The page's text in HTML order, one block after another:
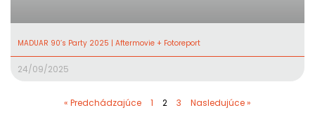
MADUAR 90’s Party 2025 | Aftermovie + Fotoreport
24/09/2025
« Predchádzajúce 1 2 3 Nasledujúce »